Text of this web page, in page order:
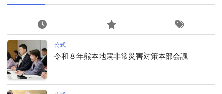
公式
令和８年熊本地震非常災害対策本部会議